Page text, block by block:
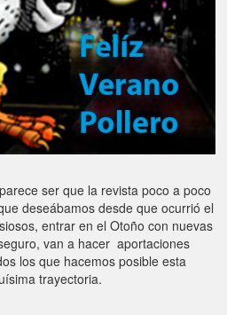
ser que la revista poco a poco
deseábamos desde que ocurrió el
entrar en el Otoño con nuevas
van a hacer aportaciones
los que hacemos posible esta
trayectoria.